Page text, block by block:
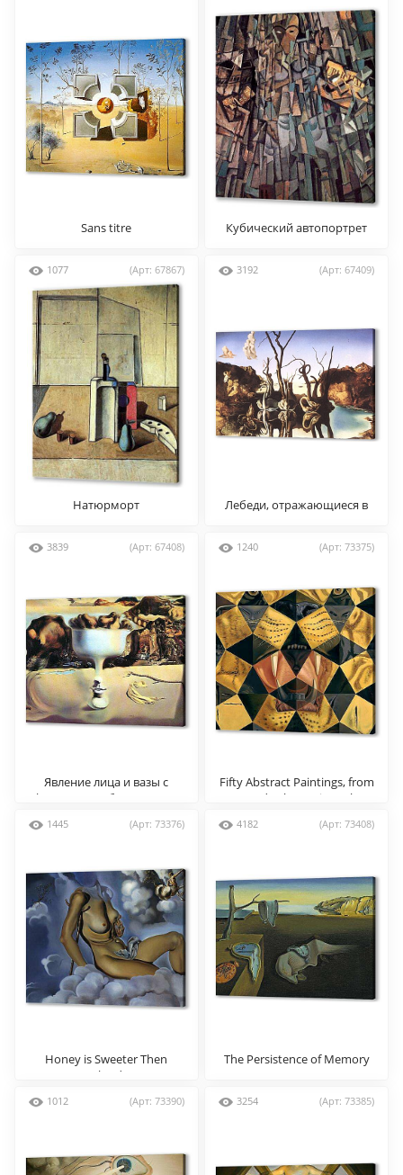
Sans titre Кубический автопортрет
1077 (Арт: 67867)
Натюрморт
3192 (Арт: 67409)
Лебеди, отражающиеся в
3839 (Арт: 67408)
Явление лица и вазы с
фруктами на берегу моря
1240 (Арт: 73375)
Fifty Abstract Paintings, from
Two Yards Change into Three
Chinese, from Six Yards
1445 (Арт: 73376)
Honey is Sweeter Then
Blood
4182 (Арт: 73408)
The Persistence of Memory
1012 (Арт: 73390) 3254 (Арт: 73385)